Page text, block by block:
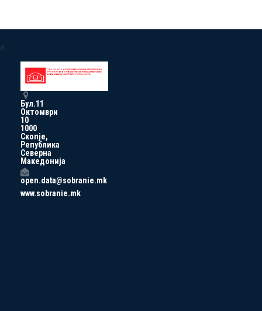
a
Бул.11
Октомври
10
1000
Скопје,
Република
Северна
Македонија
open.data@sobranie.mk
www.sobranie.mk